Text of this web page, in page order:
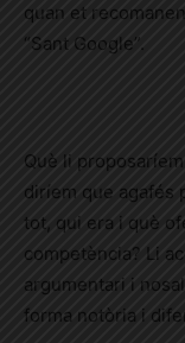
quan et
“Sant Google”.
Què li
diríem que agafés
tot, qui era i què
competència? Li
argumentari i
forma notòria i